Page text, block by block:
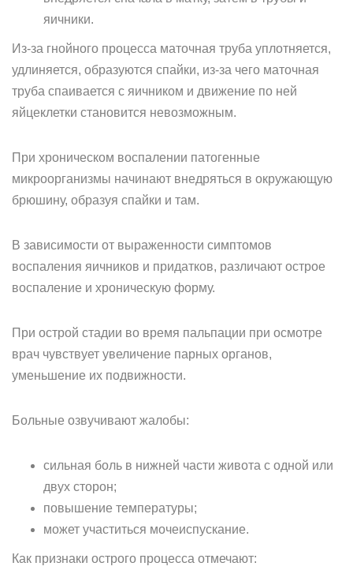
яичники.
Из-за гнойного процесса маточная труба уплотняется,
удлиняется, образуются спайки, из-за чего маточная
труба спаивается с яичником и движение по ней
яйцеклетки становится невозможным.
При хроническом воспалении патогенные
микроорганизмы начинают внедряться в окружающую
брюшину, образуя спайки и там.
В зависимости от выраженности симптомов
воспаления яичников и придатков, различают острое
воспаление и хроническую форму.
При острой стадии во время пальпации при осмотре
врач чувствует увеличение парных органов,
уменьшение их подвижности.
Больные озвучивают жалобы:
сильная боль в нижней части живота с одной или
двух сторон;
повышение температуры;
может участиться мочеиспускание.
Как признаки острого процесса отмечают: